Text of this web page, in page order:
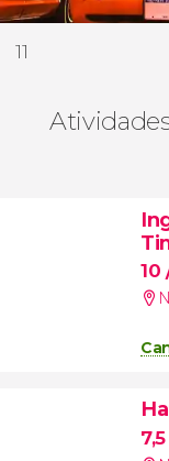
11
10
7,5